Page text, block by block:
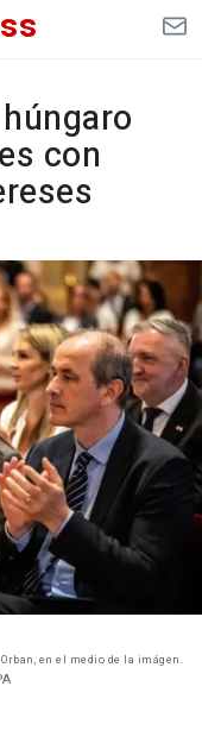
con
en el medio de la imágen.